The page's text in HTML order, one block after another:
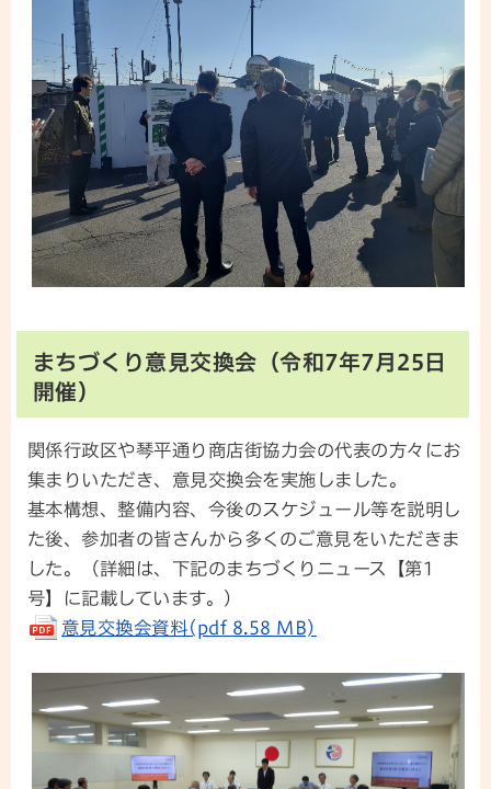
まちづくり意見交換会（令和7年7月25日
開催）
関係行政区や琴平通り商店街協力会の代表の方々にお
集まりいただき、意見交換会を実施しました。
基本構想、整備内容、今後のスケジュール等を説明し
た後、参加者の皆さんから多くのご意見をいただきま
した。（詳細は、下記のまちづくりニュース【第1
号】に記載しています。）
意見交換会資料(pdf 8.58 MB)